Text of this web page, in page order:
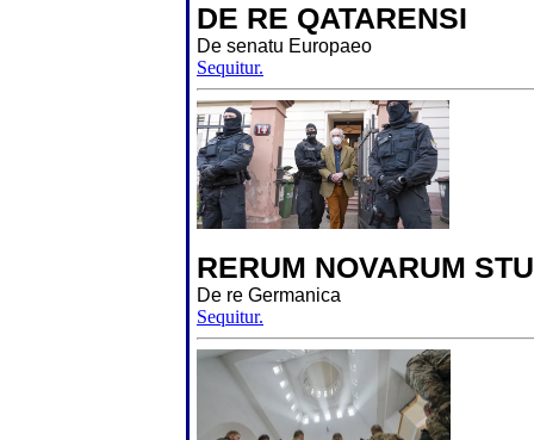
DE RE QATARENSI
De senatu Europaeo
Sequitur.
RERUM NOVARUM
De re Germanica
Sequitur.